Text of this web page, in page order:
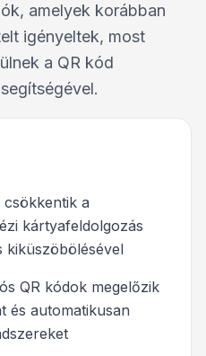
amelyek korábban
igényeltek, most
a QR kód
csökkentik a
kártyafeldolgozás
kiküszöbölésével
QR kódok megelőzik
és automatikusan